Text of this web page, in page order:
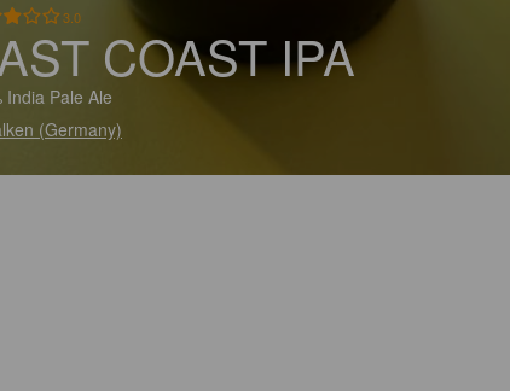
3.0
COAST IPA
India Pale Ale
(Germany)